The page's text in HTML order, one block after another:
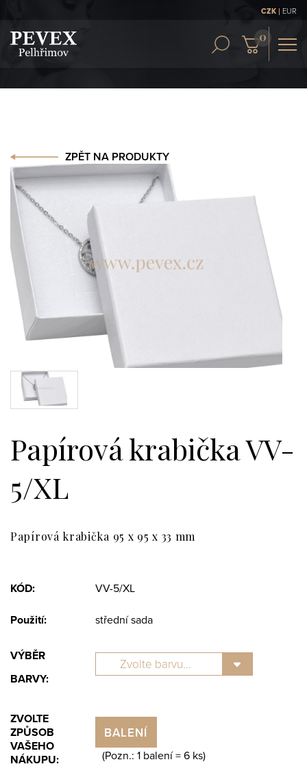
CZK | EUR
ZPĚT NA PRODUKTY
Papírová krabička VV-
5/XL
Papírová krabička 95 x 95 x 33 mm
KÓD: VV-5/XL
Použití: střední sada
VÝBĚR
BARVY:
ZVOLTE
ZPŮSOB
VAŠEHO
NÁKUPU:
BALENÍ
(Pozn.: 1 balení = 6ks)